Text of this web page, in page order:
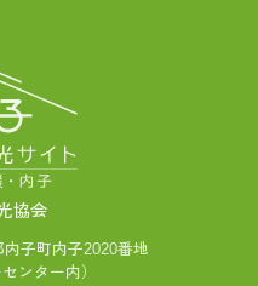
協会
子町内子2020番地
ンター内）